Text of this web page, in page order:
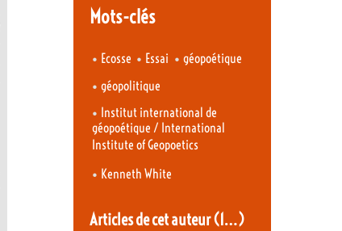
Mots-clés
• Ecosse • Essai • géopoétique
• géopolitique
• Institut international de
géopoétique / International
Institute of Geopoetics
• Kenneth White
Articles de cet auteur(1…)